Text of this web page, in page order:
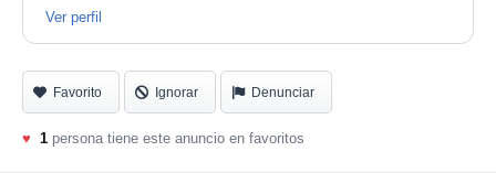
Ver perfil
Favorito Ignorar Denunciar
♥ 1 persona tiene este anuncio en favoritos